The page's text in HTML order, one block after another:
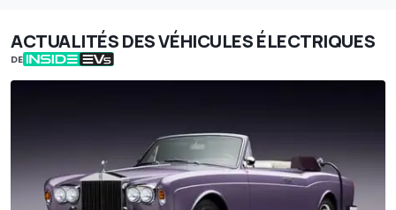
ACTUALITÉS DES VÉHICULES ÉLECTRIQUES
DE